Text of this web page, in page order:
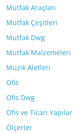
Mutfak Araçları
Mutfak Çeşitleri
Mutfak Dwg
Mutfak Malzemeleri
Müzik Aletleri
Ofis
Ofis Dwg
Ofis ve Ticari Yapılar
Ölçerler